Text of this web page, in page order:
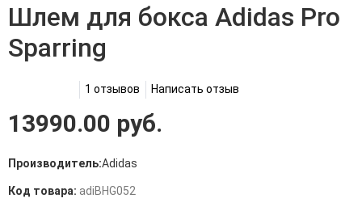
Шлем для бокса Adidas Pro
Sparring
1 отзывов Написать отзыв
13990.00 руб.
Производитель:Adidas
Код товара: adiBHG052